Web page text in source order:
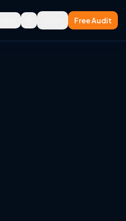
Free Audit